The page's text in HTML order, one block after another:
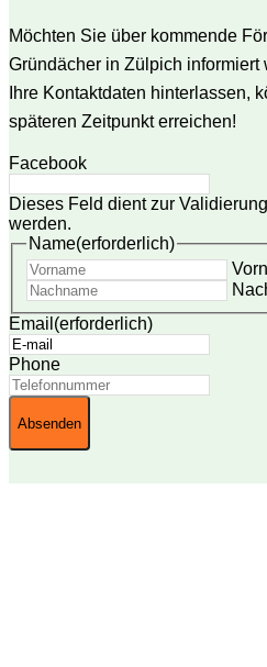
Möchten Sie über kommende
Gründächer in Zülpich informiert
Ihre Kontaktdaten hinterlassen,
späteren Zeitpunkt erreichen!
Facebook
Dieses Feld dient zur
werden.
Name(erforderlich)
Email (erforderlich)
Phone